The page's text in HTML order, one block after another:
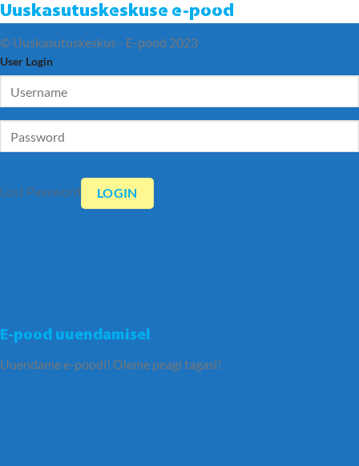
Uuskasutuskeskuse e-pood
E-pood uuendamisel
Uuendame e-poodi! Oleme peagi tagasi!
© Uuskasutuskeskus - E-pood 2023
User Login
Lost Password